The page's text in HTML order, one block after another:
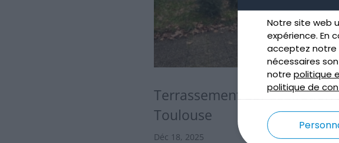
Notre site web
expérience. En
acceptez notre
nécessaires
notrepolitique
politique de
Terrassement par aspiration
Toulouse
Déc 18, 2025